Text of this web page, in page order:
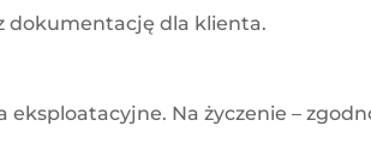
dokumentację dla klienta.
Na życzenie –